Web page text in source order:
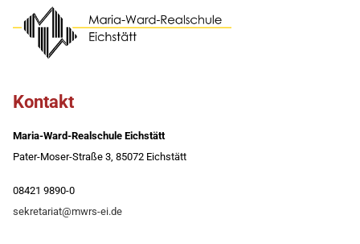
Kontakt
Maria-Ward-Realschule Eichstätt
Pater-Moser-Straße 3, 85072 Eichstätt
08421 9890-0
sekretariat@mwrs-ei.de